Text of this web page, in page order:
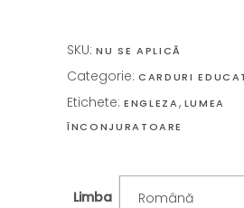
SKU: NU SE APLICĂ
Categorie: CARDURI
Etichete: ENGLEZA, LUMEA
ÎNCONJURATOARE
Limba Română